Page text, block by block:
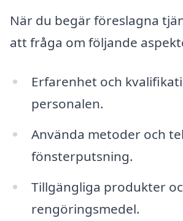
När du begär föreslagna
att fråga om följande
Erfarenhet och
personalen.
Använda metoder och
fönsterputsning.
Tillgängliga produkter
rengöringsmedel.